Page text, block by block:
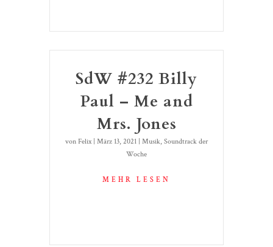
SdW #232 Billy
Paul – Me and
Mrs. Jones
von Felix| März 13, 2021 Musik, Soundtrack der
Woche
MEHR LESEN